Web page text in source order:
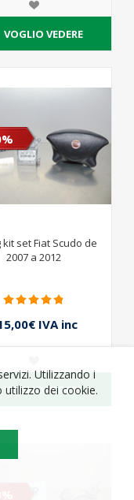
VOGLIO VEDERE
kit set Fiat Scudo de
2007 a 2012
IVA inc
VOGLIO VEDERE
Utilizzando i
dei cookie.